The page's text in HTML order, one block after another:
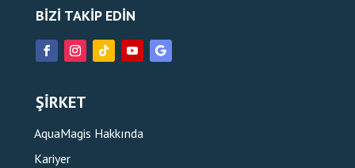
BIZI TAKIP EDIN
ŞIRKET
AquaMagis Hakkında
Kariyer